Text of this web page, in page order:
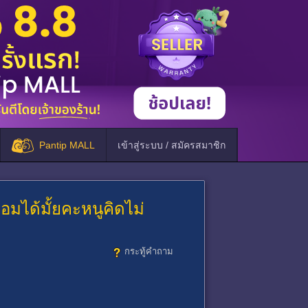
Pantip MALL เข้าสู่ระบบ / สมัครสมาชิก
อมได้มั้ยคะหนูคิดไม่
กระทู้คำถาม